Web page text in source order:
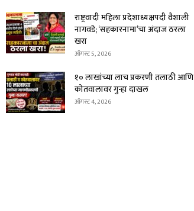
राष्ट्रवादी महिला प्रदेशाध्यक्षपदी वैशाली
नागवडे; ‘सहकारनामा’चा अंदाज ठरला
खरा
ऑगस्ट 5, 2026
१० लाखांच्या लाच प्रकरणी तलाठी आणि
कोतवालावर गुन्हा दाखल
ऑगस्ट 4, 2026